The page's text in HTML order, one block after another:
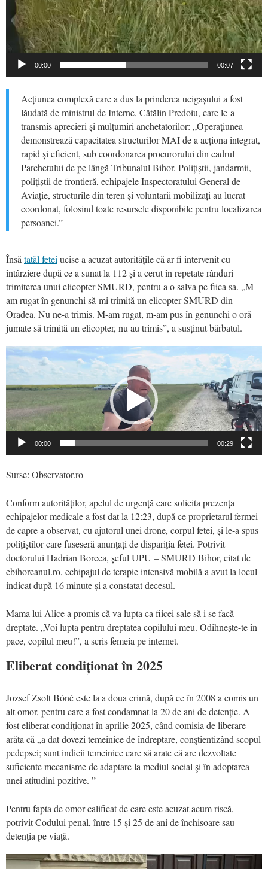
00:00 00:07
Acțiunea complexă care a dus la prinderea ucigașului a fost
lăudată de ministrul de Interne, Cătălin Predoiu, care le-a
transmis aprecieri și mulțumiri anchetatorilor: „Operațiunea
demonstrează capacitatea structurilor MAI de a acționa integrat,
rapid și eficient, sub coordonarea procurorului din cadrul
Parchetului de pe lângă Tribunalul Bihor. Polițiștii, jandarmii,
polițiștii de frontieră, echipajele Inspectoratului General de
Aviație, structurile din teren și voluntarii mobilizați au lucrat
coordonat, folosind toate resursele disponibile pentru localizarea
persoanei.”
Însă tatăl fetei ucise a acuzat autoritățile că ar fi intervenit cu
întârziere după ce a sunat la 112 și a cerut în repetate rânduri
trimiterea unui elicopter SMURD, pentru a o salva pe fiica sa. „M-
am rugat în genunchi să-mi trimită un elicopter SMURD din
Oradea. Nu ne-a trimis. M-am rugat, m-am pus în genunchi o oră
jumate să trimită un elicopter, nu au trimis”, a susținut bărbatul.
Video
Player
00:00 00:29
Surse: Observator.ro
Conform autorităților, apelul de urgență care solicita prezența
echipajelor medicale a fost dat la 12:23, după ce proprietarul fermei
de capre a observat, cu ajutorul unei drone, corpul fetei, și le-a spus
polițiștilor care fuseseră anunțați de dispariția fetei. Potrivit
doctorului Hadrian Borcea, șeful UPU – SMURD Bihor, citat de
ebihoreanul.ro, echipajul de terapie intensivă mobilă a avut la locul
indicat după 16 minute și a constatat decesul.
Mama lui Alice a promis că va lupta ca fiicei sale să i se facă
dreptate. „Voi lupta pentru dreptatea copilului meu. Odihnește-te în
pace, copilul meu!”, a scris femeia pe internet.
Eliberat condiționat în 2025
Jozsef Zsolt Bóné este la a doua crimă, după ce în 2008 a comis un
alt omor, pentru care a fost condamnat la 20 de ani de detenție. A
fost eliberat condiționat în aprilie 2025, când comisia de liberare
arăta că „a dat dovezi temeinice de îndreptare, conştientizând scopul
pedepsei; sunt indicii temeinice care să arate că are dezvoltate
suficiente mecanisme de adaptare la mediul social şi în adoptarea
unei atitudini pozitive. ”
Pentru fapta de omor calificat de care este acuzat acum riscă,
potrivit Codului penal, între 15 și 25 de ani de închisoare sau
detenția pe viață.